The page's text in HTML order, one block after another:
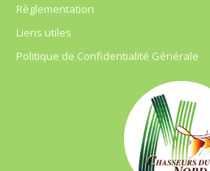
Règlementation
Liens utiles
Politique de Confidentialité Générale